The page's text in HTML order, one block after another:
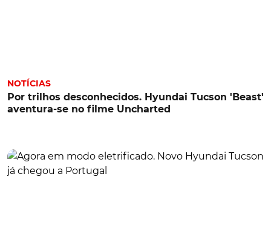
NOTÍCIAS
Por trilhos desconhecidos. Hyundai Tucson 'Beast'
aventura-se no filme Uncharted